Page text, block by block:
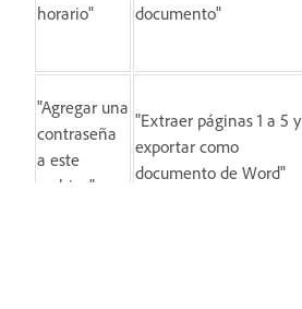
horario"
documento"
"Agregar una
contraseña
a este
archivo"
"Extraer páginas 1 a 5 y
exportar como
documento de Word"